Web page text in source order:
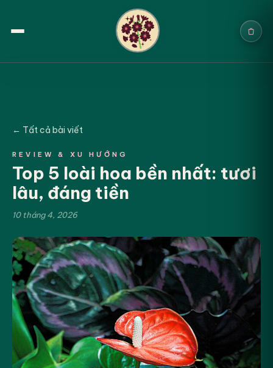
Blogs
Chính sách
Tìm sản phẩm
← Tất cả bài viết
REVIEW & XU HƯỚNG
Top 5 loài hoa bền nhất: tươi
lâu, đáng tiền
10 tháng 4, 2026